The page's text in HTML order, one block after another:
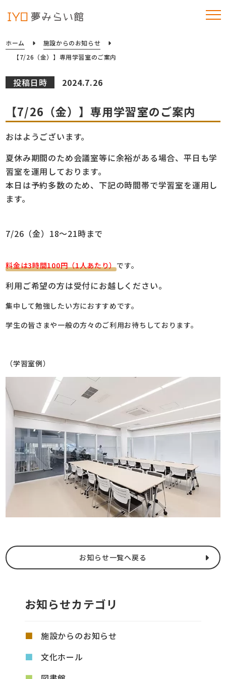
ホーム
施設からのお知らせ
【7/26（金）】専用学習室のご案内
投稿日時 2024.7.26
【7/26（金）】専用学習室のご案内
おはようございます。
夏休み期間のため会議室等に余裕がある場合、平日も学
習室を運用しております。
本日は予約多数のため、下記の時間帯で学習室を運用し
ます。
7/26（金）18～21時まで
料金は3時間100円（1人あたり）です。
利用ご希望の方は受付にお越しください。
集中して勉強したい方におすすめです。
学生の皆さまや一般の方々のご利用お待ちしております。
（学習室例）
お知らせ一覧へ戻る
お知らせカテゴリ
施設からのお知らせ
文化ホール